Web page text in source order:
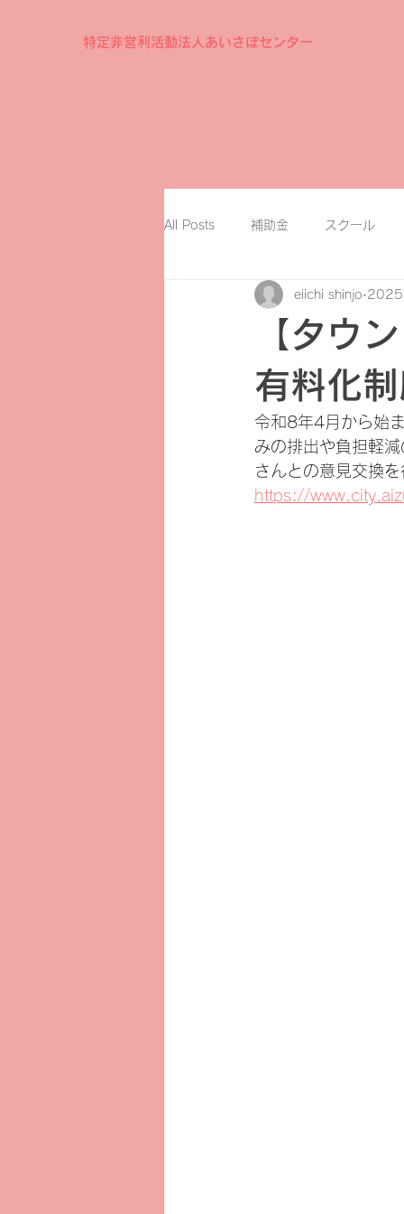
特定非営利活動法人あいさぽセンター
All Posts 補助金 スクール
【タウ
有料化
eiichi shinjo 2025
令和8年4月から始
みの排出や負担軽
さんとの意見交換
https://